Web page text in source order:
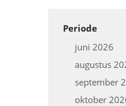
Periode
juni 2026
augustus
september
oktober